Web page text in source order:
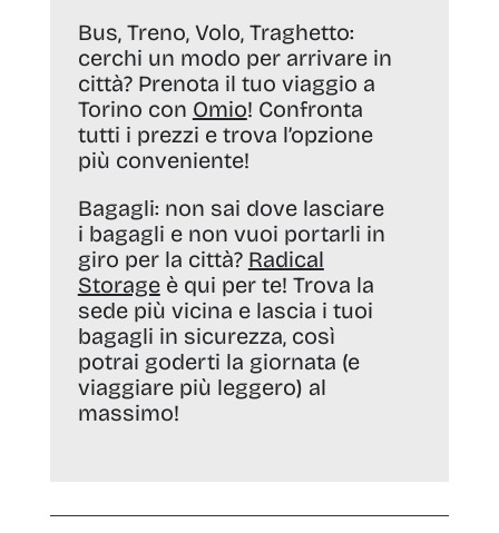
Bus, Treno, Volo, Traghetto:
cerchi un modo per arrivare in
città? Prenota il tuo viaggio a
Torino con Omio! Confronta
tutti i prezzi e trova l’opzione
più conveniente!
Bagagli: non sai dove lasciare
i bagagli e non vuoi portarli in
giro per la città? Radical
Storageè qui per te! Trova la
sede più vicina e lascia i tuoi
bagagli in sicurezza, così
potrai goderti la giornata (e
viaggiare più leggero) al
massimo!